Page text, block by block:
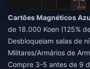
Cartões Magnéticos
de 18.000 Koen (125%
Desbloqueiam salas de
Militares/Armários de
Compre 3-5 antes de 9